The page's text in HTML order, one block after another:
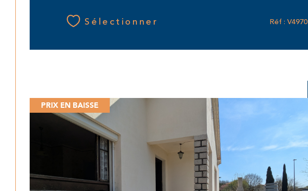
Sélectionner Réf : V4970
PRIX EN BAISSE